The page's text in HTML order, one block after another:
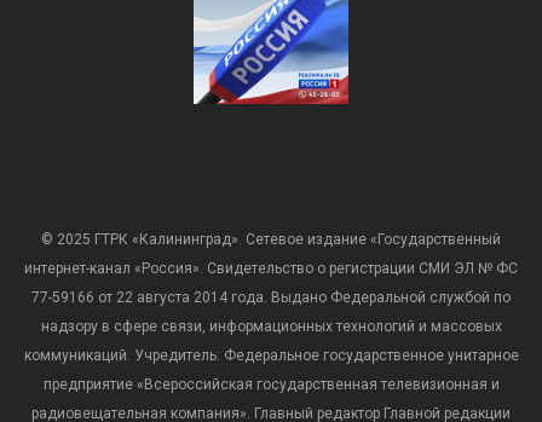
© 2025 ГТРК «Калининград». Сетевое издание «Государственный
интернет-канал «Россия». Свидетельство о регистрации СМИ ЭЛ № ФС
77-59166 от 22 августа 2014 года. Выдано Федеральной службой по
надзору в сфере связи, информационных технологий и массовых
коммуникаций. Учредитель: Федеральное государственное унитарное
предприятие «Всероссийская государственная телевизионная и
радиовещательная компания». Главный редактор Главной редакции